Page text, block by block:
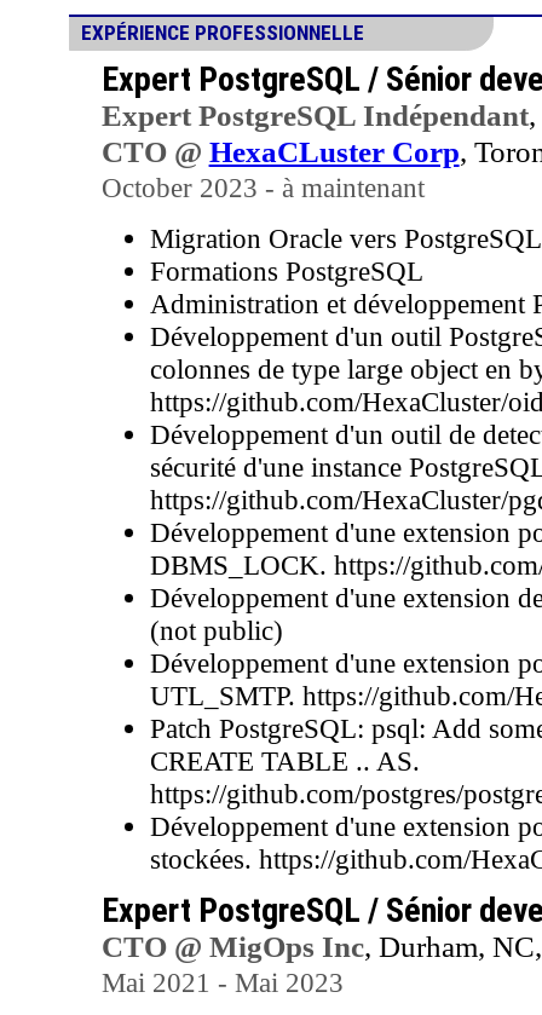
EXPÉRIENCE PROFESSIONNELLE
Expert PostgreSQL / Sénior
Expert PostgreSQL Indépendant,
CTO @ HexaCLuster Corp,
October 2023 - à maintenant
Migration Oracle vers PostgreSQL
Formations PostgreSQL
Administration et développement
Développement d'un outil
colonnes de type large object en
https://github.com/HexaCluster/
Développement d'un outil de
sécurité d'une instance
https://github.com/HexaCluster/
Développement d'une extension
DBMS_LOCK. https://
Développement d'une extension
(not public)
Développement d'une extension
UTL_SMTP. https://github.com/
Patch PostgreSQL: psql: Add
CREATE TABLE .. AS.
https://github.com/postgres/
Développement d'une extension
stockées. https://github.com/
Expert PostgreSQL / Sénior
CTO @ MigOps Inc, Durham,
Mai 2021 - Mai 2023